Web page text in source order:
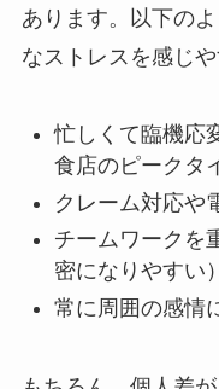
あります。以下の
なストレスを感じ
忙しくて臨機応
食店のピークタ
クレーム対応や
チームワークを
密になりやすい）
常に周囲の感情